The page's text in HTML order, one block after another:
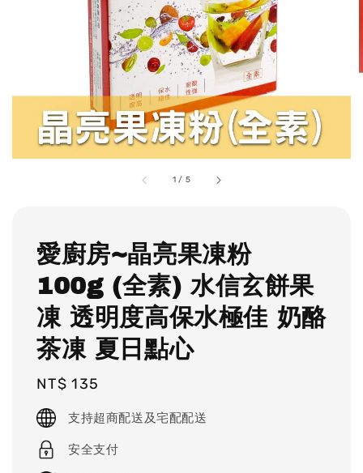
1 / 5
愛廚房~晶亮果凍粉
100g (全素) 水信玄餅果
凍 透明度高保水極佳 奶酪
茶凍 夏日點心
Regular
price
NT$ 135
支持超商配送及宅配配送
安全支付